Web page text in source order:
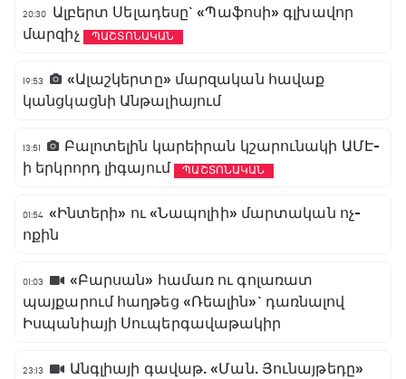
20:30
Ալբերտ Սելադեսը` «Պաֆոսի» գլխավոր
մարզիչ
ՊԱՇՏՈՆԱԿԱՆ
19:53
«Ալաշկերտը» մարզական հավաք
կանցկացնի Անթալիայում
13:51
Բալոտելին կարեիրան կշարունակի ԱՄԷ-
ի երկրորդ լիգայում
ՊԱՇՏՈՆԱԿԱՆ
01:54 «Ինտերի» ու «Նապոլիի» մարտական ոչ-
ոքին
01:03
«Բարսան» համառ ու գոլառատ
պայքարում հաղթեց «Ռեալին»` դառնալով
Իսպանիայի Սուպերգավաթակիր
23:13
Անգլիայի գավաթ. «Ման. Յունայթեդը»